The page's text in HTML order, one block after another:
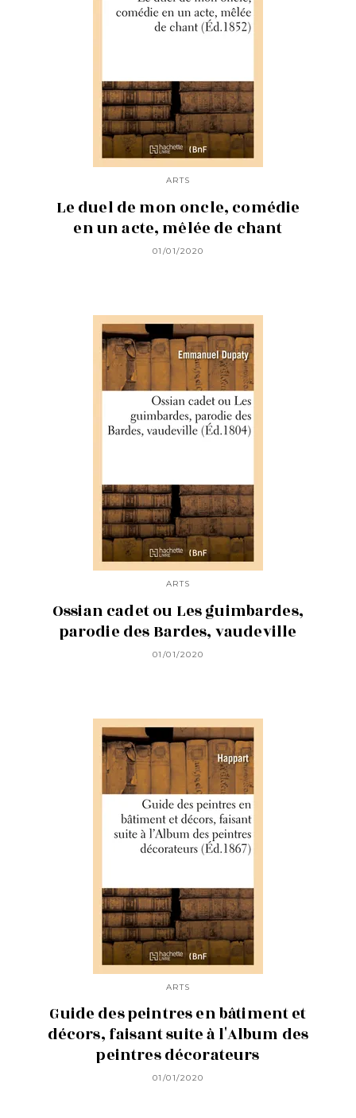
ARTS
Le duel de mon oncle, comédie
en un acte, mêlée de chant
01/01/2020
ARTS
Ossian cadet ou Les guimbardes,
parodie des Bardes, vaudeville
01/01/2020
ARTS
Guide des peintres en bâtiment et
décors, faisant suite à l'Album des
peintres décorateurs
01/01/2020